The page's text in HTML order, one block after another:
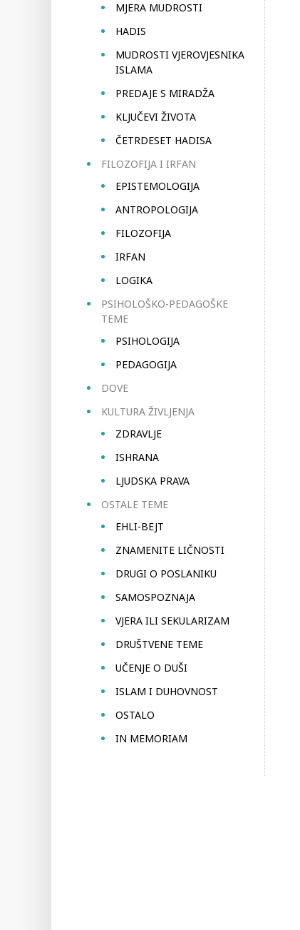
MJERA MUDROSTI
HADIS
MUDROSTI VJEROVJESNIKA
ISLAMA
PREDAJE S MIRADŽA
KLJUČEVI ŽIVOTA
ČETRDESET HADISA
FILOZOFIJA I IRFAN
EPISTEMOLOGIJA
ANTROPOLOGIJA
FILOZOFIJA
IRFAN
LOGIKA
PSIHOLOŠKO-PEDAGOŠKE
TEME
PSIHOLOGIJA
PEDAGOGIJA
DOVE
KULTURA ŽIVLJENJA
ZDRAVLJE
ISHRANA
LJUDSKA PRAVA
OSTALE TEME
EHLI-BEJT
ZNAMENITE LIČNOSTI
DRUGI O POSLANIKU
SAMOSPOZNAJA
VJERA ILI SEKULARIZAM
DRUŠTVENE TEME
UČENJE O DUŠI
ISLAM I DUHOVNOST
OSTALO
IN MEMORIAM